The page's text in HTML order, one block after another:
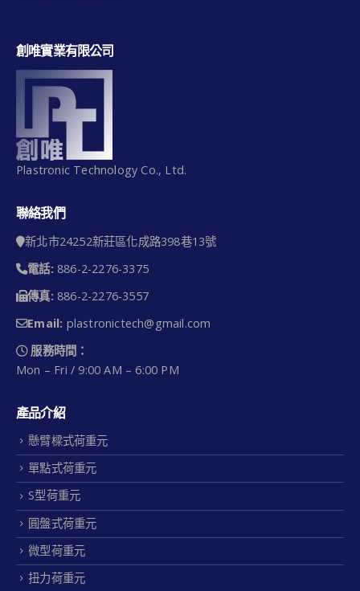
創唯實業有限公司
Plastronic Technology Co., Ltd.
聯絡我們
新北市24252新莊區化成路398巷13號
電話: 886-2-2276-3375
傳真: 886-2-2276-3557
Email: plastronictech@gmail.com
服務時間：
Mon – Fri / 9:00 AM – 6:00 PM
產品介紹
懸臂樑式荷重元
單點式荷重元
S型荷重元
圓盤式荷重元
微型荷重元
扭力荷重元